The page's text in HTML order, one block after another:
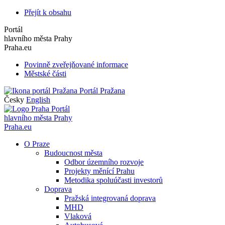
Přejít k obsahu
Portál
hlavního města Prahy
Praha.eu
Povinně zveřejňované informace
Městské části
Portál Pražana
Česky English
Portál
hlavního města Prahy
Praha.eu
O Praze
Budoucnost města
Odbor územního rozvoje
Projekty měnící Prahu
Metodika spoluúčasti investorů
Doprava
Pražská integrovaná doprava
MHD
Vlaková